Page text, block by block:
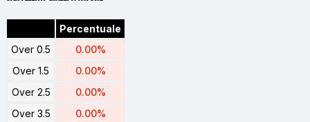
Percentuale
Over 0.5
0.00%
Over 1.5
0.00%
Over 2.5
0.00%
Over 3.5
0.00%